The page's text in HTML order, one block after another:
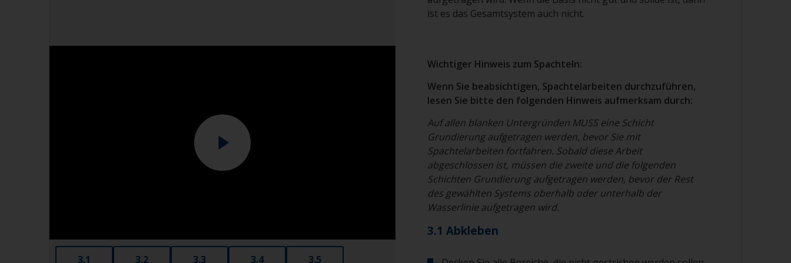
3.1 3.2 3.3 3.4 3.5
ist es das Gesamtsystem auch nicht.
Wichtiger Hinweis zum Spachteln:
Wenn Sie beabsichtigen, Spachtelarbeiten durchzuführen,
lesen Sie bitte den folgenden Hinweis aufmerksam durch:
Auf allen blanken Untergründen MUSS eine Schicht
Grundierung aufgetragen werden, bevor Sie mit
Spachtelarbeiten fortfahren. Sobald diese Arbeit
abgeschlossen ist, müssen die zweite und die folgenden
Schichten Grundierung aufgetragen werden, bevor der Rest
des gewählten Systems oberhalb oder unterhalb der
Wasserlinie aufgetragen wird.
3.1 Abkleben